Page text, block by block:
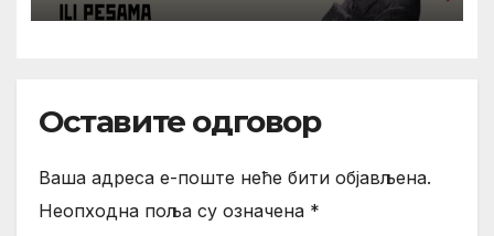
Оставите одговор
Ваша адреса е-поште неће бити објављена.
Неопходна поља су означена *